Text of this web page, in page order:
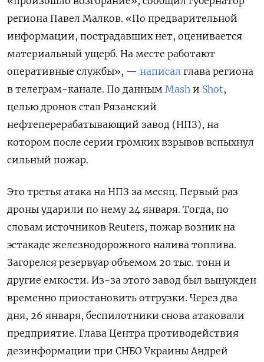
региона Павел Малков. «По предварительной
информации, пострадавших нет, оценивается
материальный ущерб. На месте работают
оперативные службы», — написал глава региона
в телеграм-канале. По данным Mash и Shot,
целью дронов стал Рязанский
нефтеперерабатывающий завод (НПЗ), на
котором после серии громких взрывов вспыхнул
сильный пожар.
Это третья атака на НПЗ за месяц. Первый раз
дроны ударили по нему 24 января. Тогда, по
словам источников Reuters, пожар возник на
эстакаде железнодорожного налива топлива.
Загорелся резервуар объемом 20 тыс. тонн и
другие емкости. Из-за этого завод был вынужден
временно приостановить отгрузки. Через два
дня, 26 января, беспилотники снова атаковали
предприятие. Глава Центра противодействия
дезинформации при СНБО Украины Андрей